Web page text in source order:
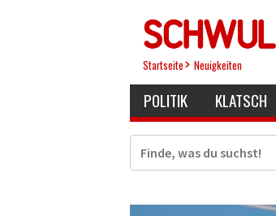
Startseite Neuigkeiten
POLITIK KLATSCH
Suche